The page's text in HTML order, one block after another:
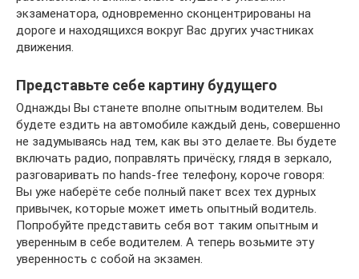
экзаменатора, одновременно сконцентрированы на
дороге и находящихся вокруг Вас других участниках
движения.
Представьте себе картину будущего
Однажды Вы станете вполне опытным водителем. Вы
будете ездить на автомобиле каждый день, совершенно
не задумываясь над тем, как вы это делаете. Вы будете
включать радио, поправлять причёску, глядя в зеркало,
разговаривать по hands-free телефону, короче говоря:
Вы уже наберёте себе полный пакет всех тех дурных
привычек, которые может иметь опытный водитель.
Попробуйте представить себя вот таким опытным и
уверенным в себе водителем. А теперь возьмите эту
уверенность с собой на экзамен.